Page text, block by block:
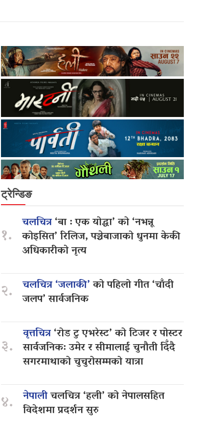
ट्रेन्डिङ
१.
चलचित्र‘बा : एक योद्धा’ को ‘नभन्नू
कोइसित’ रिलिज, पञ्चेबाजाको धुनमा केकी
अधिकारीको नृत्य
२. चलचित्र ‘जलाकी’को पहिलो गीत ‘चाँदी
जलप’ सार्वजनिक
३.
वृत्तचित्र‘रोड टु एभरेस्ट’ को टिजर र पोस्टर
सार्वजनिक: उमेर र सीमालाई चुनौती दिँदै
सगरमाथाको चुचुरोसम्मको यात्रा
४. नेपालीचलचित्र ‘हली’ को नेपालसहित
विदेशमा प्रदर्शन सुरु